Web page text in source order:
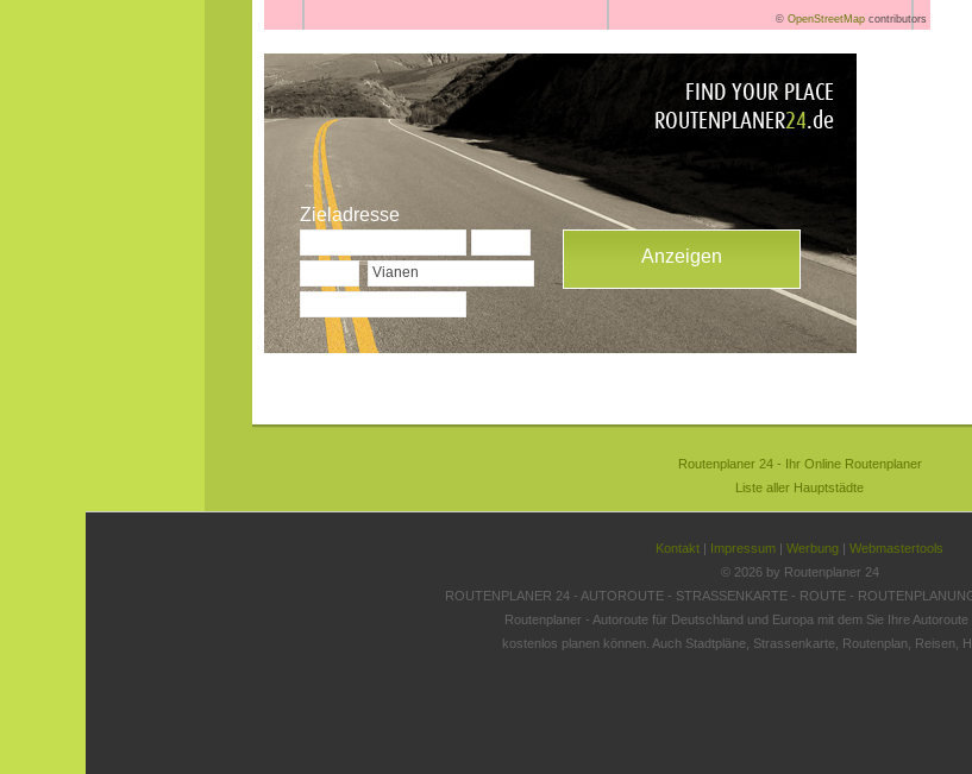
© OpenStreetMap contributors
Zieladresse
Routenplaner 24 - Ihr Online Routenplaner
Liste aller Hauptstädte
Kontakt | Impressum | Werbung | Webmastertools
© 2026 by Routenplaner 24
ROUTENPLANER 24 - AUTOROUTE - STRASSENKARTE - ROUTE -
Routenplaner - Autoroute für Deutschland und Europa mit dem Sie Ihre Autoroute
kostenlos planen können. Auch Stadtpläne, Strassenkarte, Routenplan, Reisen,